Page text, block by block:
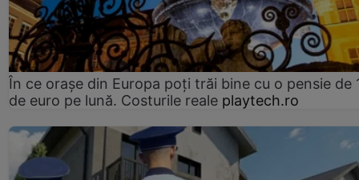
În ce orașe din Europa poți trăi bine cu o pensie de
de euro pe lună. Costurile reale playtech.ro